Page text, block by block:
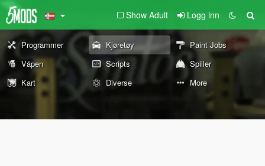
Show Adult Logg inn
Programmer Kjøretøy
Paint Jobs
Våpen
Scripts
Spiller
Kart
Diverse More